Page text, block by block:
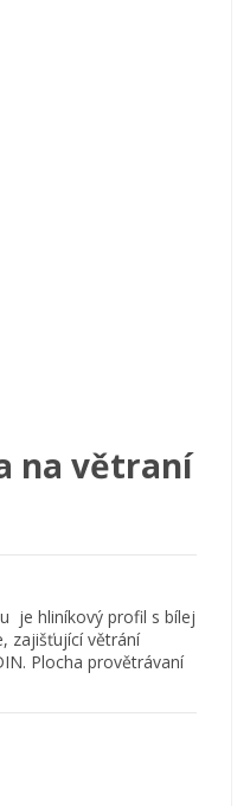
na větraní
je hliníkový profil s bílej
zajišťující větrání
Plocha provětrávaní